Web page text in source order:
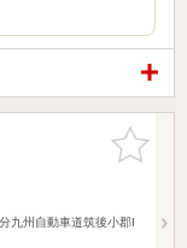
お気に入
りに追加
九州自動車道筑後小郡I